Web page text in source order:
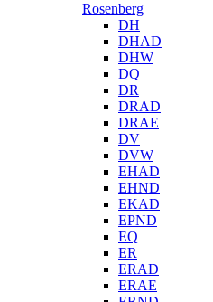
Rosenberg
DH
DHAD
DHW
DQ
DR
DRAD
DRAE
DV
DVW
EHAD
EHND
EKAD
EPND
EQ
ER
ERAD
ERAE